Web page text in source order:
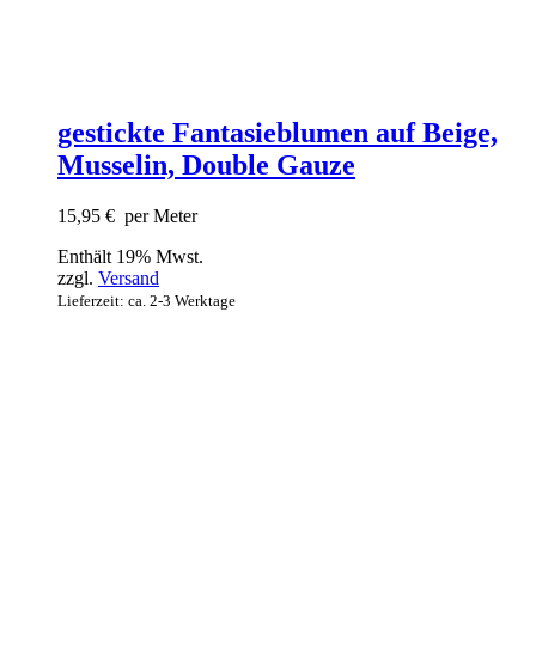
gestickte Fantasieblumen auf Beige,
Musselin, Double Gauze
15,95 € per Meter
Enthält 19% Mwst.
zzgl. Versand
Lieferzeit: ca. 2-3 Werktage